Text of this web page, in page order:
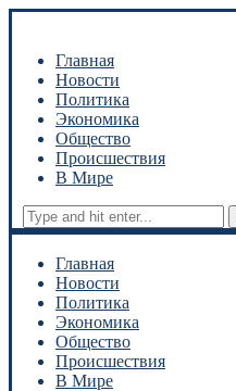
Главная
Новости
Политика
Экономика
Общество
Происшествия
В Мире
Главная
Новости
Политика
Экономика
Общество
Происшествия
В Мире